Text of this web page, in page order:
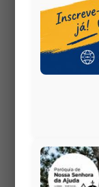
hosted
site.
Views: 0